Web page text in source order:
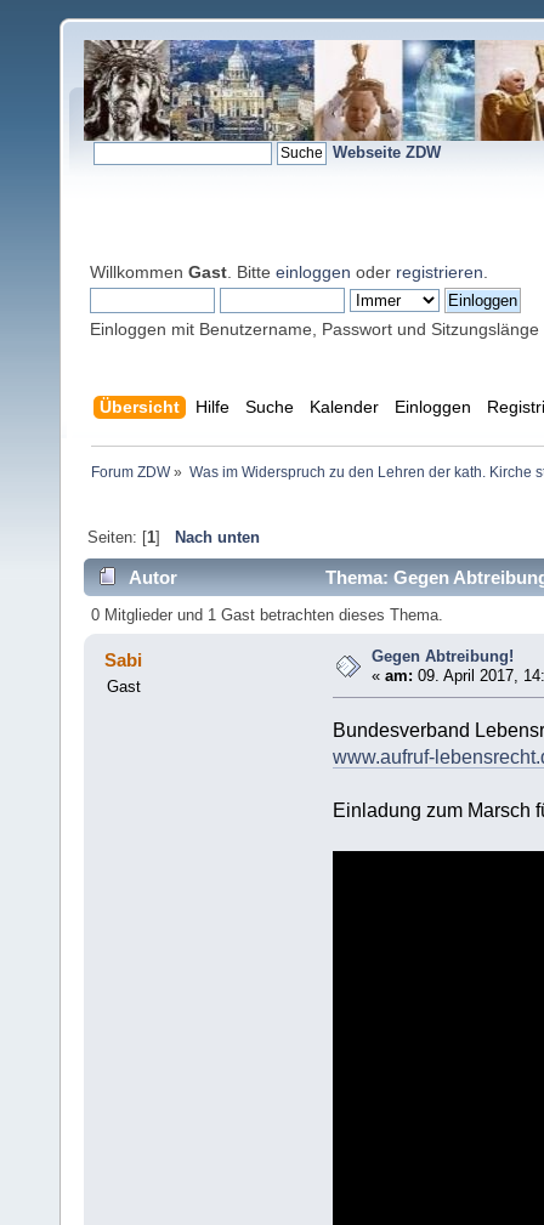
Webseite ZDW
Willkommen Gast . Bitte einloggen oder registrieren
Einloggen mit Benutzername, Passwort und Sitzungslänge
Übersicht Hilfe Suche Kalender Einloggen
Forum ZDW» Was im Widerspruch zu den Lehren der kath. Kirche
Seiten: [1] Nach unten
Autor Thema: Gegen
0 Mitglieder und 1 Gast betrachten dieses Thema.
Sabi
Gast
Gegen Abtreibung!
«am: 09. April 2017,
Bundesverband
www.aufruf-
Einladung zum Marsch